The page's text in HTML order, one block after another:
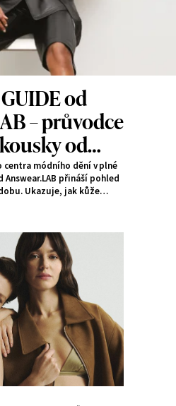
od
– průvodce
od
centra módního dění v plné
přináší pohled
Ukazuje, jak kůže